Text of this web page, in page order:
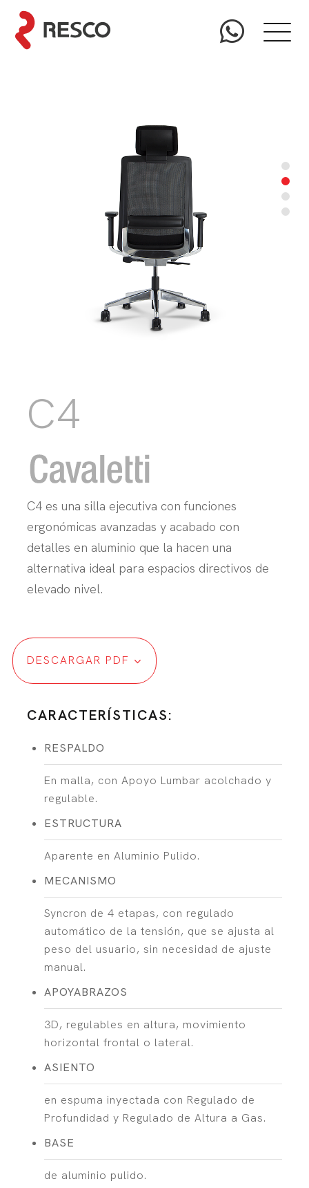
C4
C4 es una silla ejecutiva con funciones
ergonómicas avanzadas y acabado con
detalles en aluminio que la hacen una
alternativa ideal para espacios directivos de
elevado nivel.
DESCARGAR PDF
CARACTERÍSTICAS:
RESPALDO
En malla, con Apoyo Lumbar acolchado y
regulable.
ESTRUCTURA
Aparente en Aluminio Pulido.
MECANISMO
Syncron de 4 etapas, con regulado
automático de la tensión, que se ajusta al
peso del usuario, sin necesidad de ajuste
manual.
APOYABRAZOS
3D, regulables en altura, movimiento
horizontal frontal o lateral.
ASIENTO
en espuma inyectada con Regulado de
Profundidad y Regulado de Altura a Gas.
BASE
de aluminio pulido.